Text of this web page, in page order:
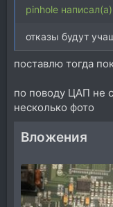
pinhole
отказы будут
поставлю тогда
по поводу ЦАП не
несколько фото
Вложения